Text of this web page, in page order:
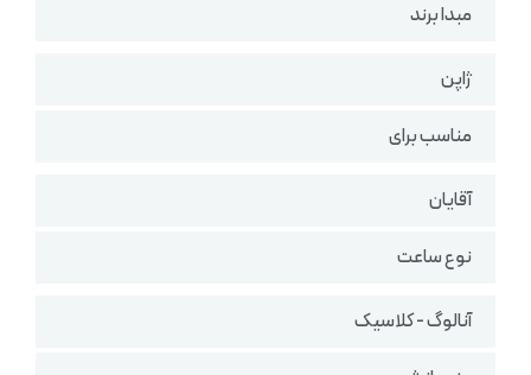
مبدا برند
ژاپن
مناسب برای
آقایان
نوع ساعت
آنالوگ - کلاسیک